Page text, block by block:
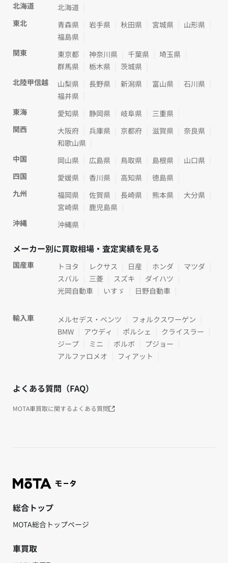
北海道
北海道
東北
青森県 岩手県 秋田県 宮城県
山形県
福島県
関東
東京都 神奈川県 千葉県
埼玉県
群馬県
栃木県
茨城県
北陸甲信越
山梨県 長野県 新潟県 富山県
石川県
福井県
東海
愛知県 静岡県 岐阜県
三重県
関西
大阪府 兵庫県 京都府 滋賀県
奈良県
和歌山県
中国
岡山県 広島県 鳥取県 島根県
山口県
四国
愛媛県 香川県 高知県
徳島県
九州
福岡県 佐賀県 長崎県 熊本県
大分県
宮崎県
鹿児島県
沖縄
沖縄県
メーカー別に買取相場・査定実績を見る
国産車 トヨタ レクサス 日産 ホンダ
マツダ
スバル
三菱 スズキ
ダイハツ
光岡自動車
いすゞ 日野自動車
輸入車 メルセデス・ベンツ
フォルクスワーゲン
BMW
アウディ ポルシェ
クライスラー
ジープ
ミニ ボルボ
プジョー
アルファロメオ
フィアット
よくある質問（FAQ）
MOTA車買取に関するよくある質問
総合トップ
MOTA総合トップページ
車買取